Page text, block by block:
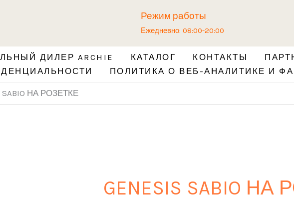
Режим работы
Ежедневно: 08:00-20:00
ДИЛЕР ARCHIE КАТАЛОГ КОНТАКТЫ
ПОЛИТИКА О ВЕБ-АНАЛИТИКЕ И
SABIO НА РОЗЕТКЕ
GENESIS SABIO НА